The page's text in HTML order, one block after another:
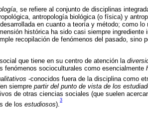
, se refiere al conjunto de disciplinas
antropología biológica (o física) y
en cuanto a teoría y método; como lo
histórica ha sido casi siempre ingrediente
recopilación de fenómenos del pasado, sino
que tiene en su centro de atención la
socioculturales como esencialmente
-conocidos fuera de la disciplina como
siempre partir del punto de vista de los
de otras ciencias sociales (que suelen
de los estudiosos).
3